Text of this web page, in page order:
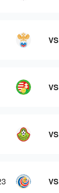
VS
VS
VS
VS